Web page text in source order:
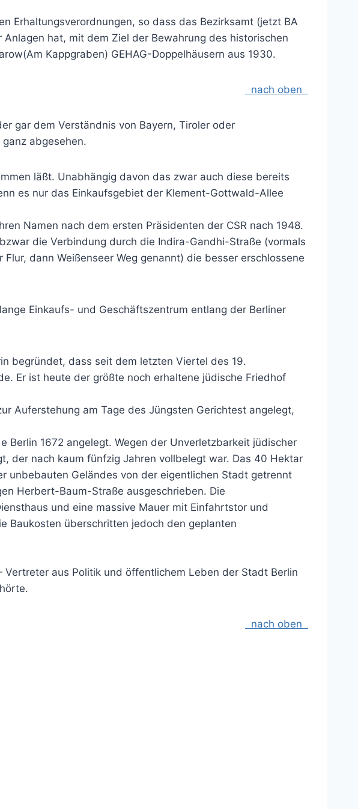
Erhaltungsverordnungen, so dass das Bezirksamt (jetzt BA
hat, mit dem Ziel der Bewahrung des historischen
Kappgraben) GEHAG-Doppelhäusern aus 1930.
nach oben
gar dem Verständnis von Bayern, Tiroler oder
abgesehen.
läßt. Unabhängig davon das zwar auch diese bereits
es nur das Einkaufsgebiet der Klement-Gottwald-Allee
Namen nach dem ersten Präsidenten der CSR nach 1948.
die Verbindung durch die Indira-Gandhi-Straße (vormals
dann Weißenseer Weg genannt) die besser erschlossene
Einkaufs- und Geschäftszentrum entlang der Berliner
begründet, dass seit dem letzten Viertel des 19.
Er ist heute der größte noch erhaltene jüdische Friedhof
Auferstehung am Tage des Jüngsten Gerichtest angelegt,
Berlin 1672 angelegt. Wegen der Unverletzbarkeit jüdischer
der nach kaum fünfzig Jahren vollbelegt war. Das 40 Hektar
unbebauten Geländes von der eigentlichen Stadt getrennt
Herbert-Baum-Straße ausgeschrieben. Die
und eine massive Mauer mit Einfahrtstor und
Baukosten überschritten jedoch den geplanten
aus Politik und öffentlichem Leben der Stadt Berlin
nach oben